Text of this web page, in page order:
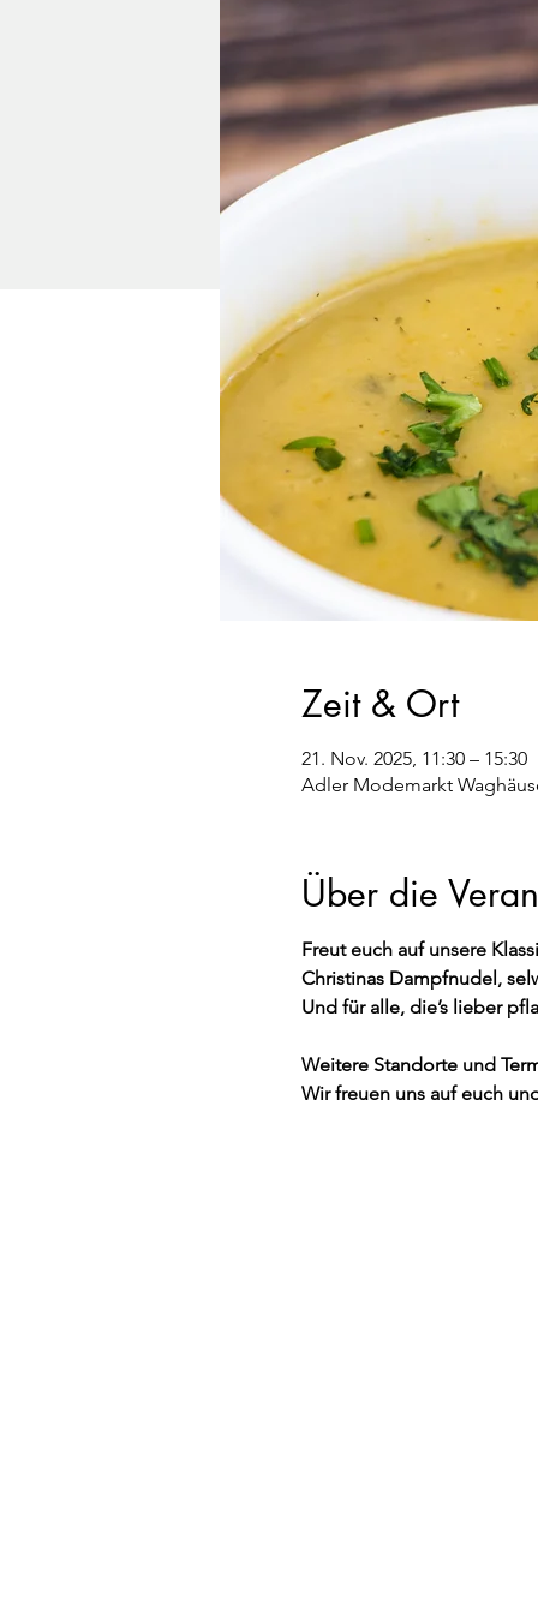
Zeit & Ort
21. Nov. 2025, 11:30 – 15:30
Adler Modemarkt
Über die
Freut euch auf unsere
Christinas Dampfnudel,
Und für alle, die’s lieber
Weitere Standorte und
Wir freuen uns auf euch